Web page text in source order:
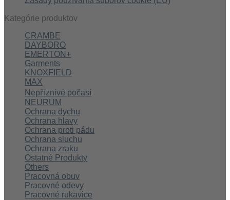
Kategórie produktov
CRAMBE
DAYBORO
EMERTON+
Garments
KNOXFIELD
MAX
Nepříznivé počasí
NEURUM
Ochrana dychu
Ochrana hlavy
Ochrana proti pádu
Ochrana sluchu
Ochrana zraku
Ostatné Produkty
Others
Pracovná obuv
Pracovné odevy
Pracovné rukavice